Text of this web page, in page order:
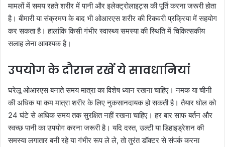
मामलों में समय रहते शरीर में पानी और इलेक्ट्रोलाइट्स की पूर्ति करना जरूरी होता
है। बीमारी या संक्रमण के बाद भी ओआरएस शरीर की रिकवरी प्रक्रिया में सहयोग
कर सकता है। हालांकि किसी गंभीर स्वास्थ्य समस्या की स्थिति में चिकित्सकीय
सलाह लेना आवश्यक है।
उपयोग के दौरान रखें ये सावधानियां
घरेलू ओआरएस बनाते समय मात्रा का विशेष ध्यान रखना चाहिए। नमक या चीनी
की अधिक या कम मात्रा शरीर के लिए नुकसानदायक हो सकती है। तैयार घोल को
24 घंटे से अधिक समय तक सुरक्षित नहीं रखना चाहिए। हर बार साफ बर्तन और
स्वच्छ पानी का उपयोग करना जरूरी है। यदि दस्त, उल्टी या डिहाइड्रेशन की
समस्या लगातार बनी रहे या गंभीर रूप ले ले, तो तुरंत डॉक्टर से संपर्क करना